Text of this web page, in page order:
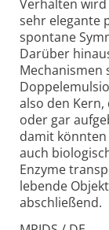
Verhalten
sehr elegante
spontane
Darüber
Mechanismen
also den
oder gar
damit könnten
auch
Enzyme
lebende
abschließend.